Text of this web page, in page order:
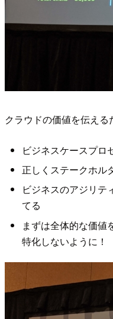
クラウドの価値を伝え
ビジネスケースプロ
正しくステークホル
ビジネスのアジリテ
てる
まずは全体的な価値
特化しないように！